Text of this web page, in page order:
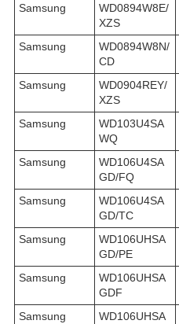
Samsung
WD0894W8E/
XZS
Samsung
WD0894W8N/
CD
Samsung
WD0904REY/
XZS
Samsung
WD103U4SA
WQ
Samsung
WD106U4SA
GD/FQ
Samsung
WD106U4SA
GD/TC
Samsung
WD106UHSA
GD/PE
Samsung
WD106UHSA
GDF
Samsung
WD106UHSA